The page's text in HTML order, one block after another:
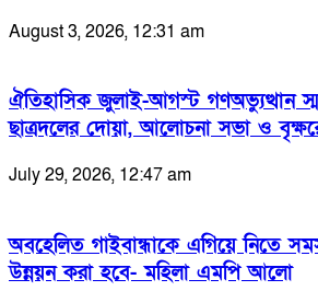
August 3, 2026, 12:31 am
ঐতিহাসিক জুলাই-আগস্ট গণঅভ্যুত্থান
ছাত্রদলের দোয়া, আলোচনা সভা ও
July 29, 2026, 12:47 am
অবহেলিত গাইবান্ধাকে এগিয়ে নিতে
উন্নয়ন করা হবে- মহিলা এমপি আলো